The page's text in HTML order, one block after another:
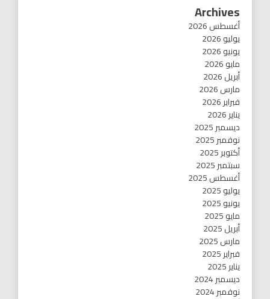
Archives
أغسطس 2026
يوليو 2026
يونيو 2026
مايو 2026
أبريل 2026
مارس 2026
فبراير 2026
يناير 2026
ديسمبر 2025
نوفمبر 2025
أكتوبر 2025
سبتمبر 2025
أغسطس 2025
يوليو 2025
يونيو 2025
مايو 2025
أبريل 2025
مارس 2025
فبراير 2025
يناير 2025
ديسمبر 2024
نوفمبر 2024